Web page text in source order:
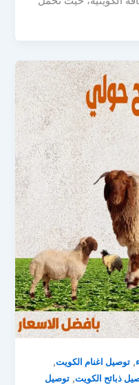
,توصيل اغنام الكويت,
ذبائح الكويت,توصيل